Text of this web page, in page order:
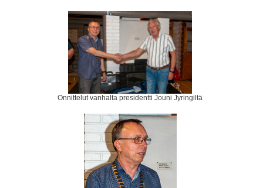
Onnittelut vanhalta presidentti Jouni Jyringiltä